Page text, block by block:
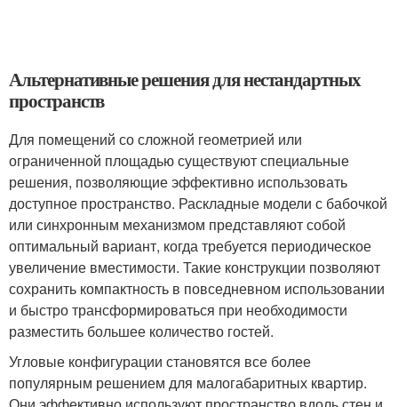
Альтернативные решения для нестандартных
пространств
Для помещений со сложной геометрией или
ограниченной площадью существуют специальные
решения, позволяющие эффективно использовать
доступное пространство. Раскладные модели с бабочкой
или синхронным механизмом представляют собой
оптимальный вариант, когда требуется периодическое
увеличение вместимости. Такие конструкции позволяют
сохранить компактность в повседневном использовании
и быстро трансформироваться при необходимости
разместить большее количество гостей.
Угловые конфигурации становятся все более
популярным решением для малогабаритных квартир.